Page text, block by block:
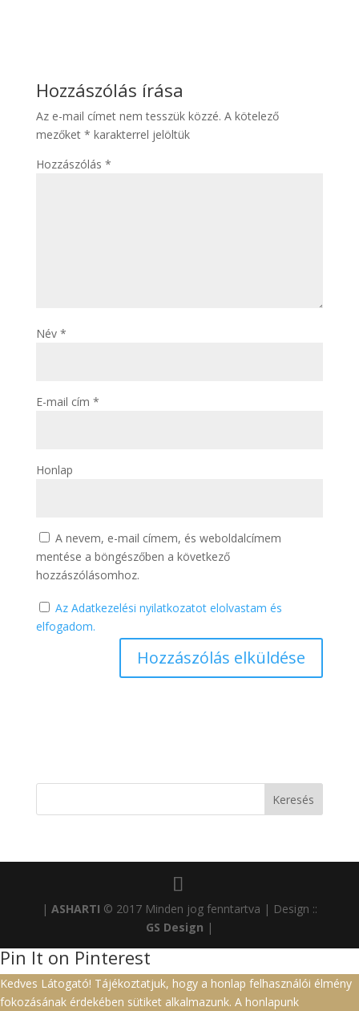
Hozzászólás írása
Az e-mail címet nem tesszük közzé. A kötelező
mezőket * karakterrel jelöltük
Hozzászólás *
Név *
E-mail cím *
Honlap
A nevem, e-mail címem, és weboldalcímem
mentése a böngészőben a következő
hozzászólásomhoz.
Az Adatkezelési nyilatkozatot elolvastam és
elfogadom.
| ASHARTI © 2017 Minden jog fenntartva | Design ::
GS Design |
Pin It on Pinterest
Kedves Látogató! Tájékoztatjuk, hogy a honlap felhasználói élmény
fokozásának érdekében sütiket alkalmazunk. A honlapunk